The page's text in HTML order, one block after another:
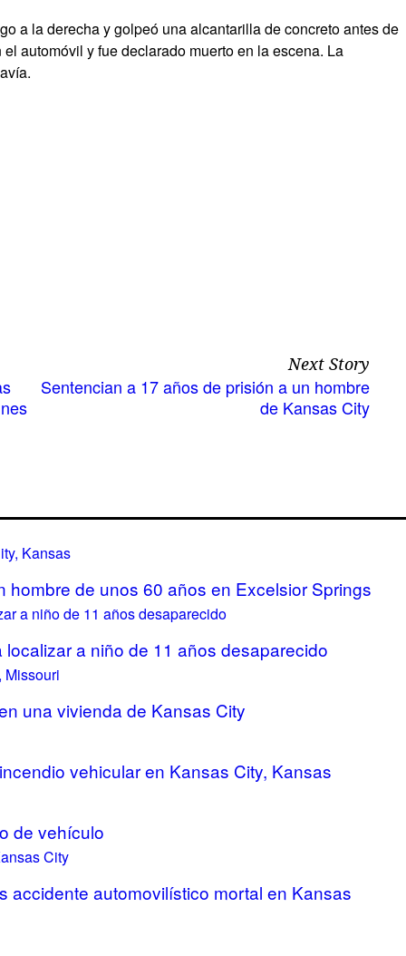
a la derecha y golpeó una alcantarilla de concreto antes de
automóvil y fue declarado muerto en la escena. La
Next Story
Sentencian a 17 años de prisión a un hombre
de Kansas City
de unos 60 años en Excelsior Springs
a niño de 11 años desaparecido
una vivienda de Kansas City
vehicular en Kansas City, Kansas
de vehículo
accidente automovilístico mortal en Kansas